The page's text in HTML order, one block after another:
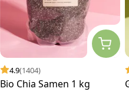
4.9(1404)
Bio Chia Samen 1 kg